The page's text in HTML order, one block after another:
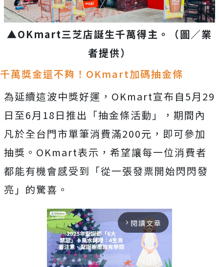
▲OKmart三芝店誕生千萬得主。（圖／業
者提供）
千萬獎金還不夠！OKmart加碼抽金條
為延續這波中獎好運，OKmart宣布自5月29
日至6月18日推出「抽金條活動」，期間內
凡於全台門市單筆消費滿200元，即可參加
抽獎。OKmart表示，希望讓每一位消費者
都能有機會感受到「從一張發票開始閃閃發
亮」的驚喜。
arrow_forward_ios 閱讀文章